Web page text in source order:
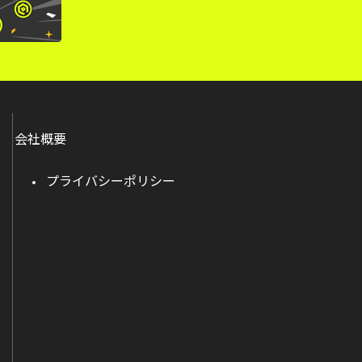
会社概要
プライバシーポリシー